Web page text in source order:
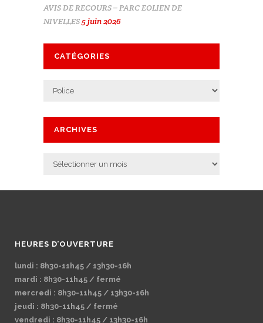
AVIS DE RECOURS – PARC EOLIEN DE
NIVELLES5 juin 2026
CATÉGORIES
Catégories
ARCHIVES
Archives
HEURES D’OUVERTURE
lundi : 8h30-11h45 / 13h30-16h
mardi : 8h30-11h45 / fermé
mercredi : 8h30-11h45 / 13h30-16h
jeudi : 8h30-11h45 / fermé
vendredi : 8h30-11h45 / 13h30-16h